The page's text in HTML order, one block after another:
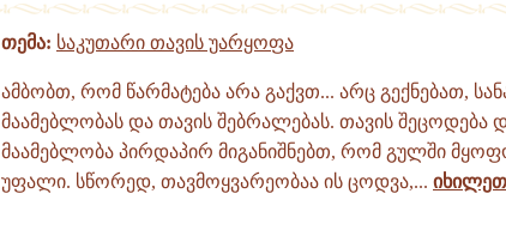
თემა: საკუთარი თავის უარყოფა
ამბობთ, რომ წარმატება არა გაქვთ... არც გექნებათ,
მაამებლობას და თავის შებრალებას. თავის შეცოდება
მაამებლობა პირდაპირ მიგანიშნებთ, რომ გულში
უფალი. სწორედ, თავმოყვარეობაა ის ცოდვა,...